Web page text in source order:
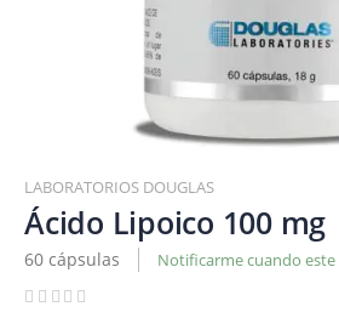
al
comienzo
de
la
galería
LABORATORIOS DOUGLAS
Ácido Lipoico 100 mg
60 cápsulas Notificarme cuando